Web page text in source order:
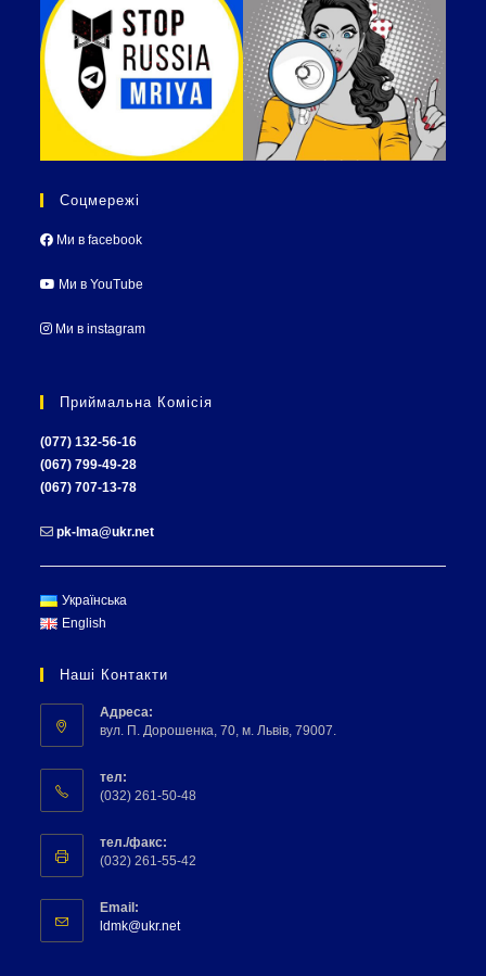
Соцмережі
Ми в facebook
Ми в YouTube
Ми в instagram
Приймальна Комісія
(077) 132-56-16
(067) 799-49-28
(067) 707-13-78
pk-lma@ukr.net
Українська
English
Наші Контакти
Адреса:
вул. П. Дорошенка, 70, м. Львів, 79007.
тел:
(032) 261-50-48
тел./факс:
(032) 261-55-42
Email:
ldmk@ukr.net